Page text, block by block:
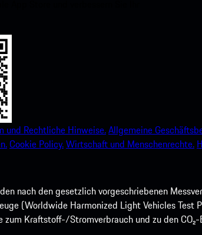
und Rechtliche Hinweise.Allgemeine
Cookie Policy.Wirtschaft und Menschenrechte.
nach den gesetzlich vorgeschriebenen
(Worldwide Harmonized Light Vehicles Test
Kraftstoff-/Stromverbrauch und zu den